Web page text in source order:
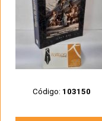
Código: 103150